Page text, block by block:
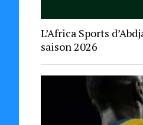
L’Africa Sports
saison 2026